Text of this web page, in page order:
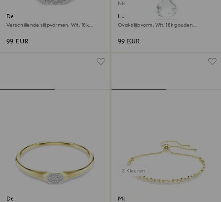
Dextera ring
Verschillende slijpvormen, Wit, ‎18k
99 EUR
Nieuw
Lunar hanger
Oval-slijpvorm, Wit, ‎18k gouden
99 EUR
Dextera armband
3 Kleuren
Matrix armband